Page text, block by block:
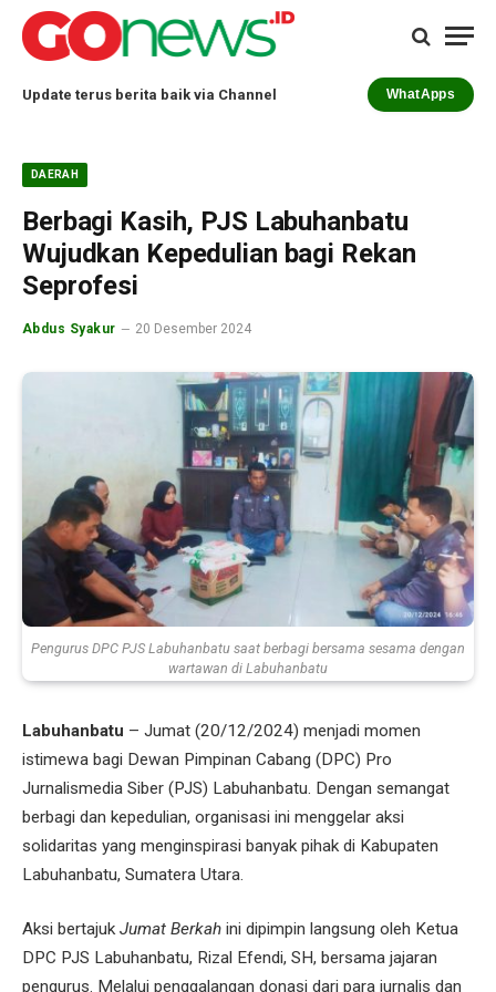
Update terus berita baik via Channel WhatApps
DAERAH
Berbagi Kasih, PJS Labuhanbatu
Wujudkan Kepedulian bagi Rekan
Seprofesi
Abdus Syakur 20 Desember 2024
Pengurus DPC PJS Labuhanbatu saat berbagi bersama sesama dengan
wartawan di Labuhanbatu
Labuhanbatu – Jumat (20/12/2024) menjadi momen
istimewa bagi Dewan Pimpinan Cabang (DPC) Pro
Jurnalismedia Siber (PJS) Labuhanbatu. Dengan semangat
berbagi dan kepedulian, organisasi ini menggelar aksi
solidaritas yang menginspirasi banyak pihak di Kabupaten
Labuhanbatu, Sumatera Utara.
Aksi bertajukJumat Berkah ini dipimpin langsung oleh Ketua
DPC PJS Labuhanbatu, Rizal Efendi, SH, bersama jajaran
pengurus. Melalui penggalangan donasi dari para jurnalis dan